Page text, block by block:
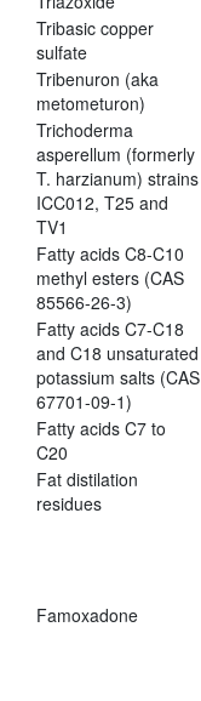
Tribasic copper
sulfate
Tribenuron (aka
metometuron)
Trichoderma
asperellum (formerly
T. harzianum) strains
ICC012, T25 and
TV1
Fatty acids C8-C10
methyl esters (CAS
85566-26-3)
Fatty acids C7-C18
and C18 unsaturated
potassium salts (CAS
67701-09-1)
Fatty acids C7 to
C20
Fat distilation
residues
Famoxadone